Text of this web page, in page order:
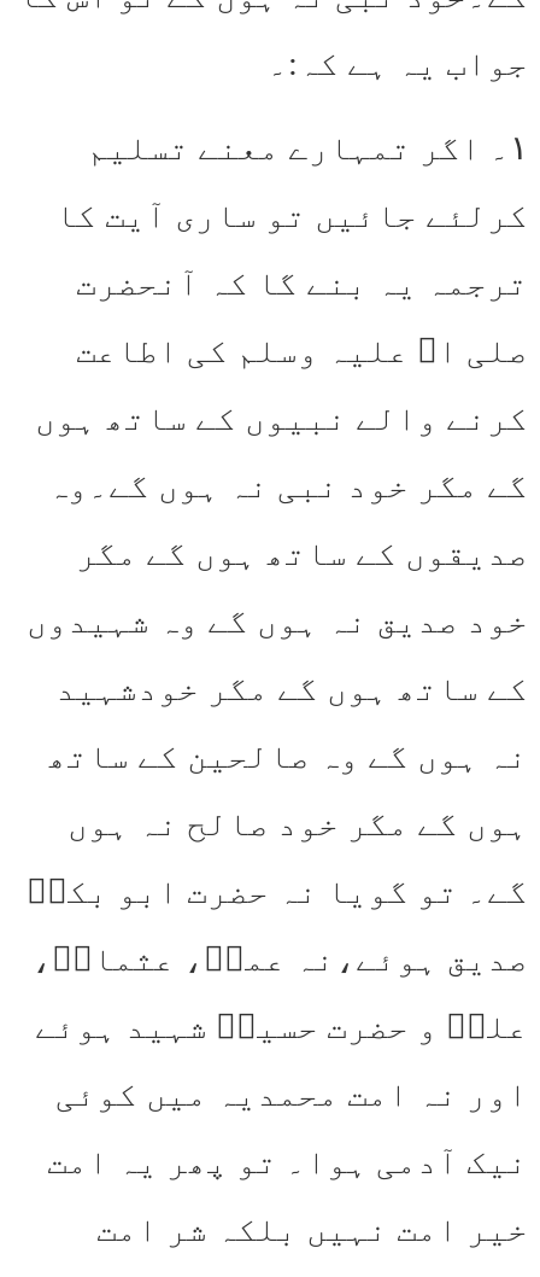
جواب یہ ہے کہ:۔
۱۔ اگر تمہارے معنے تسلیم
کرلئے جائیں تو ساری آیت کا
ترجمہ یہ بنے گا کہ آنحضرت
صلی اﷲ علیہ وسلم کی اطاعت
کرنے والے نبیوں کے ساتھ ہوں
گے مگر خود نبی نہ ہوں گے۔وہ
صدیقوں کے ساتھ ہوں گے مگر
خود صدیق نہ ہوں گے وہ شہیدوں
کے ساتھ ہوں گے مگر خودشہید
نہ ہوں گے وہ صالحین کے ساتھ
ہوں گے مگر خود صالح نہ ہوں
گے۔ تو گویا نہ حضرت ابو بکرؓ
صدیق ہوئے،نہ عمرؓ، عثمانؓ،
علیؓ و حضرت حسینؓ شہید ہوئے
اور نہ امت محمدیہ میں کوئی
نیک آدمی ہوا۔ تو پھر یہ امت
خیر امت نہیں بلکہ شر امت